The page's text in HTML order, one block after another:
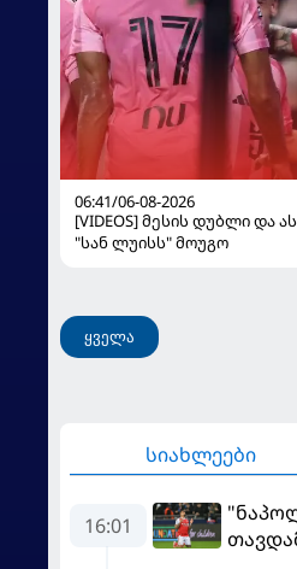
06:41/06-08-2026
[VIDEOS] მესის დუბლი და
"სან ლუისს" მოუგო
ყველა
სიახლეები
16:01